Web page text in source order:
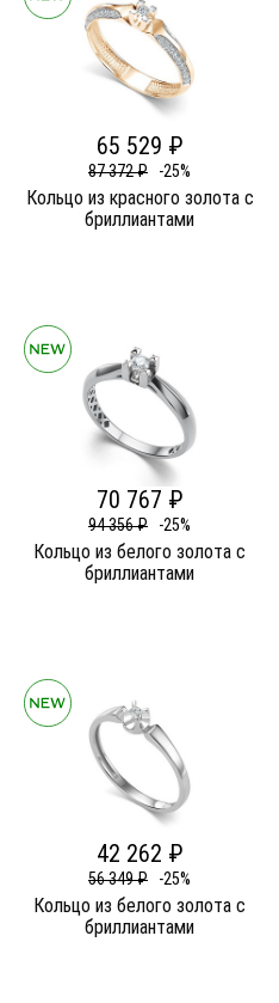
65 529 ₽
87 372 ₽ -25%
Кольцо из красного золота c
бриллиантами
70 767 ₽
94 356 ₽ -25%
Кольцо из белого золота c
бриллиантами
42 262 ₽
56 349 ₽ -25%
Кольцо из белого золота c
бриллиантами